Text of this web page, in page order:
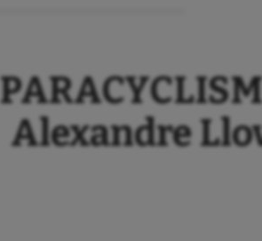
Alexandre